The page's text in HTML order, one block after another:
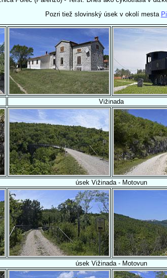
Pozri tiež slovinský úsek v okolí mesta
Vižinada
úsek Vižinada - Motovun
úsek Vižinada - Motovun